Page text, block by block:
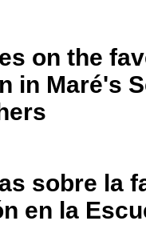
on the
in Maré's
sobre la
en la